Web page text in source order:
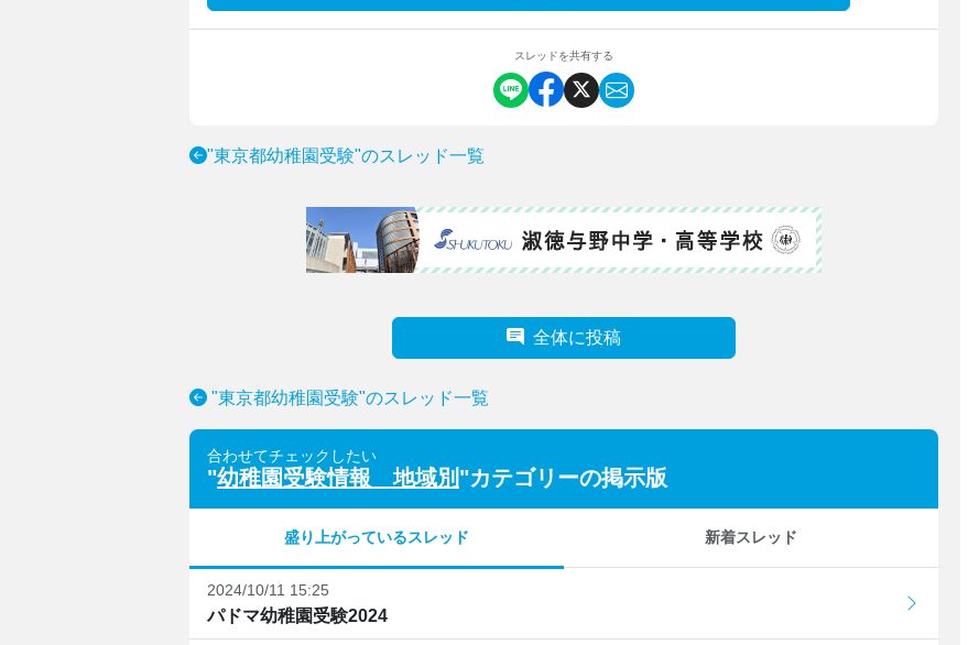
スレッドを共有する
"東京都幼稚園受験"のスレッド一覧
全体に投稿
"東京都幼稚園受験"のスレッド一覧
合わせてチェックしたい
"幼稚園受験情報 地域別 "カテゴリーの掲示版
盛り上がっているスレッド 新着スレッド
2024/10/11 15:25
パドマ幼稚園受験2024